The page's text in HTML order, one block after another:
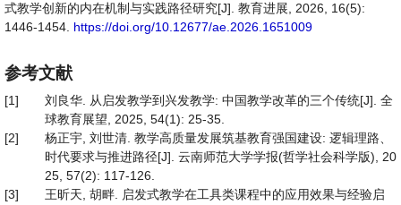
式教学创新的内在机制与实践路径研究[J]. 教育进展, 2026, 16(5):
1446-1454. https://doi.org/10.12677/ae.2026.1651009
参考文献
[1]
刘良华. 从启发教学到兴发教学: 中国教学改革的三个传统[J]. 全
球教育展望, 2025, 54(1): 25-35.
[2]
杨正宇, 刘世清. 教学高质量发展筑基教育强国建设: 逻辑理路、
时代要求与推进路径[J]. 云南师范大学学报(哲学社会科学版), 20
25, 57(2): 117-126.
[3]
王昕天, 胡畔. 启发式教学在工具类课程中的应用效果与经验启